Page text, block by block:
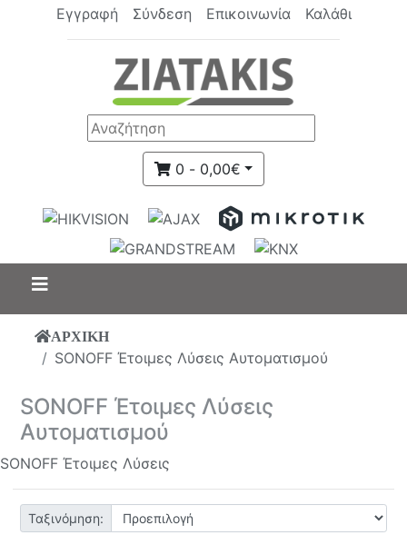
Εγγραφή Σύνδεση Επικοινωνία Καλάθι
0 - 0,00€
ΑΡΧΙΚΗ
SONOFF Έτοιμες Λύσεις Αυτοματισμού
SONOFF Έτοιμες Λύσεις
Αυτοματισμού
SONOFF Έτοιμες Λύσεις
Ταξινόμηση: